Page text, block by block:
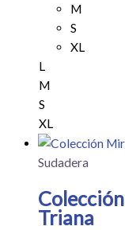
M
S
XL
L
M
S
XL
Sudadera
Triana